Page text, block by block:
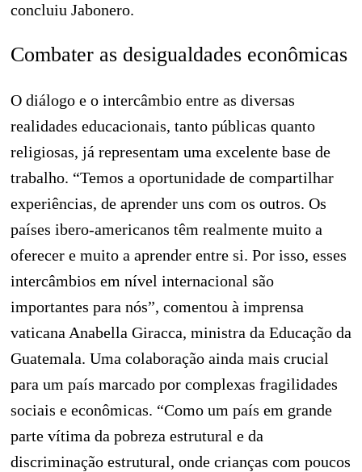
concluiu Jabonero.
Combater as desigualdades econômicas
O diálogo e o intercâmbio entre as diversas
realidades educacionais, tanto públicas quanto
religiosas, já representam uma excelente base de
trabalho. “Temos a oportunidade de compartilhar
experiências, de aprender uns com os outros. Os
países ibero-americanos têm realmente muito a
oferecer e muito a aprender entre si. Por isso, esses
intercâmbios em nível internacional são
importantes para nós”, comentou à imprensa
vaticana Anabella Giracca, ministra da Educação da
Guatemala. Uma colaboração ainda mais crucial
para um país marcado por complexas fragilidades
sociais e econômicas. “Como um país em grande
parte vítima da pobreza estrutural e da
discriminação estrutural, onde crianças com poucos